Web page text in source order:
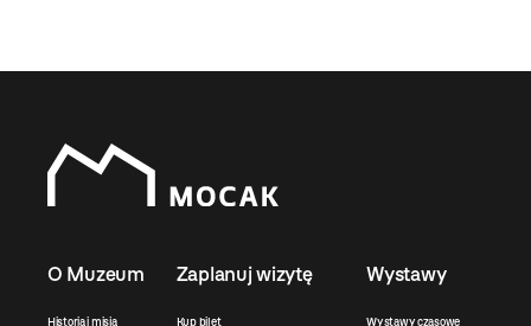
O Muzeum
Historia i misja
Zaplanuj wizytę
Kup bilet
Wystawy
Wystawy czasowe